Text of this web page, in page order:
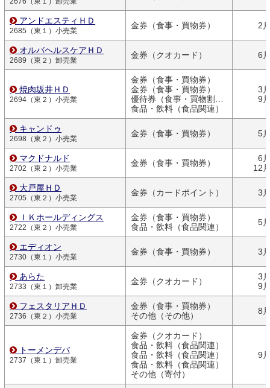
アンドエスティＨＤ
2685（東１）小売業
金券（食事・買物券） 2
オルバヘルスケアＨＤ
2689（東２）卸売業
金券（クオカード） 6
焼肉坂井ＨＤ
2694（東２）小売業
金券（食事・買物券）
金券（食事・買物券）
優待券（食事・買物割引券）
食品・飲料（食品関連）
3
9
キャンドゥ
2698（東２）小売業
金券（食事・買物券） 5
マクドナルド
2702（東２）小売業
金券（食事・買物券）
6
12
大戸屋ＨＤ
2705（東２）小売業
金券（カードポイント） 3
ＩＫホールディングス
2722（東２）小売業
金券（食事・買物券）
食品・飲料（食品関連）
5
エディオン
2730（東１）小売業
金券（食事・買物券） 3
あらた
2733（東１）卸売業
金券（クオカード）
3
9
フェスタリアＨＤ
2736（東２）小売業
金券（食事・買物券）
その他（その他）
8
トーメンデバ
2737（東１）卸売業
金券（クオカード）
食品・飲料（食品関連）
食品・飲料（食品関連）
食品・飲料（食品関連）
その他（寄付）
9